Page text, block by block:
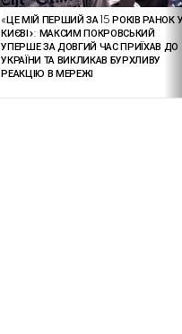
«ЦЕ МІЙ ПЕРШИЙ ЗА 15 РОКІВ РАНОК
КИЄВІ»: МАКСИМ ПОКРОВСЬКИЙ
УПЕРШЕ ЗА ДОВГИЙ ЧАС ПРИЇХАВ ДО
УКРАЇНИ ТА ВИКЛИКАВ БУРХЛИВУ
РЕАКЦІЮ В МЕРЕЖІ